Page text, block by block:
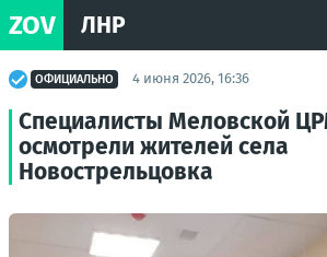
ZOV ЛНР
ОФИЦИАЛЬНО 4 июня 2026, 16:36
Специалисты Меловской
осмотрели жителей села
Новострельцовка